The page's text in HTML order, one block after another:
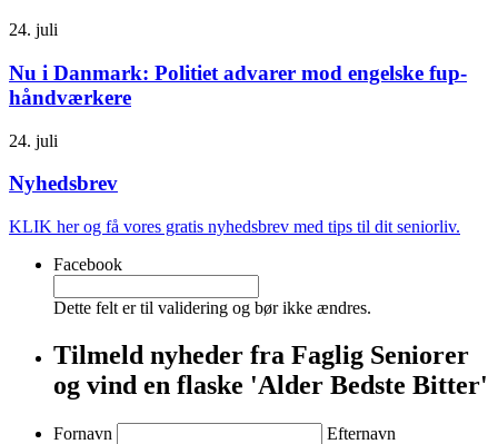
24. juli
Nu i Danmark: Politiet advarer mod engelske fup-
håndværkere
24. juli
Nyhedsbrev
KLIK her og få vores gratis nyhedsbrev med tips til dit seniorliv.
Facebook
Dette felt er til validering og bør ikke ændres.
Tilmeld nyheder fra Faglig Seniorer
og vind en flaske 'Alder Bedste Bitter'
*
Fornavn Efternavn